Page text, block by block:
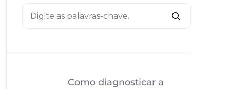
Como diagnosticar a